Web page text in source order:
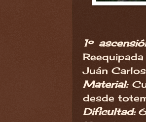
1º
Juán
Material:
desde
Dificultad: